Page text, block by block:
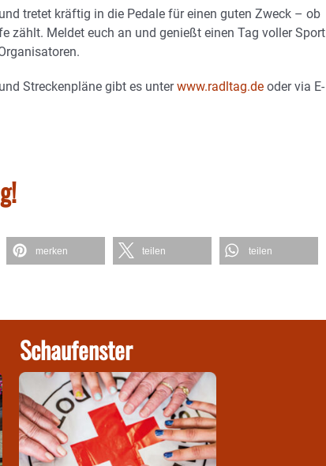
tretet kräftig in die Pedale für einen guten Zweck – ob
zählt. Meldet euch an und genießt einen Tag voller Sport
Streckenpläne gibt es unterwww.radltag.de oder via E-
merken teilen teilen
Schaufenster